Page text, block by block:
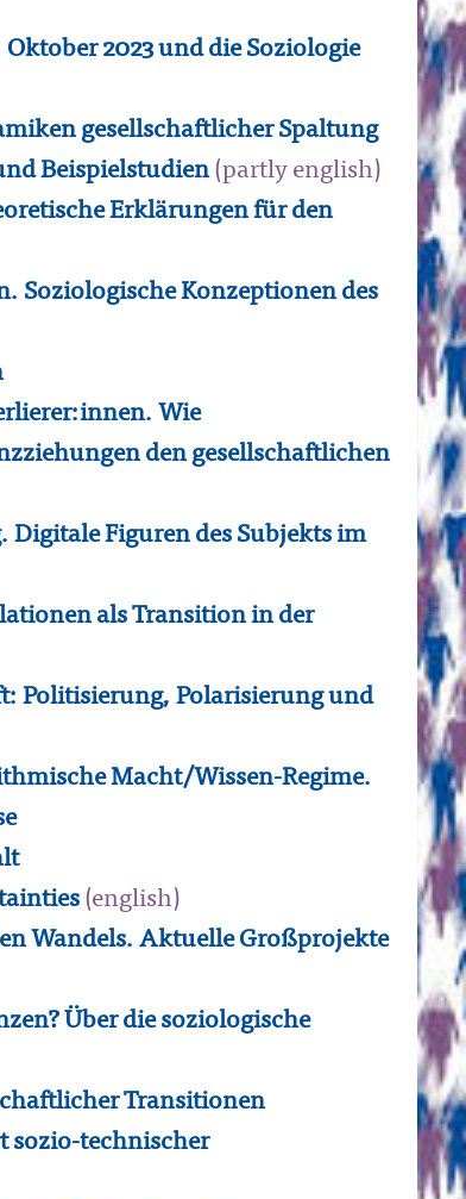
2023 und die Soziologie
gesellschaftlicher Spaltung
Beispielstudien(partly english)
Erklärungen für den
Soziologische Konzeptionen des
Wie
den gesellschaftlichen
Figuren des Subjekts im
als Transition in der
Politisierung, Polarisierung und
Macht/Wissen-Regime.
(english)
Wandels. Aktuelle Großprojekte
Über die soziologische
Transitionen
sozio-technischer